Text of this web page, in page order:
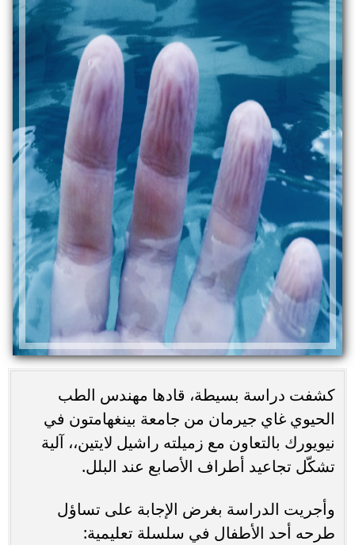
كشفت دراسة بسيطة، قادها مهندس الطب
الحيوي غاي جيرمان من جامعة بينغهامتون في
نيويورك بالتعاون مع زميلته راشيل لايتين،، آلية
تشكّل تجاعيد أطراف الأصابع عند البلل.
وأجريت الدراسة بغرض الإجابة على تساؤل
طرحه أحد الأطفال في سلسلة تعليمية: